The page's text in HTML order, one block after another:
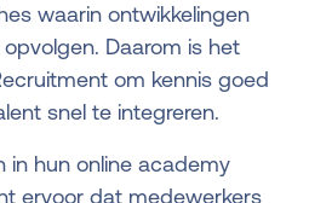
waarin ontwikkelingen
Daarom is het
om kennis goed
snel te integreren.
in hun online academy
ervoor dat medewerkers